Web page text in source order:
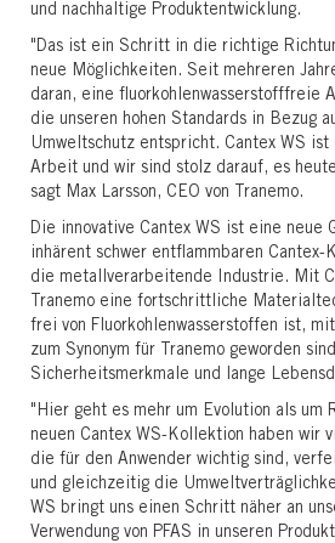
und nachhaltige Produktentwicklung.
"Das ist ein Schritt in die richtige
neue Möglichkeiten. Seit mehreren
daran, eine fluorkohlenwasserstofffreie
die unseren hohen Standards in Bezug
Umweltschutz entspricht. Cantex WS
Arbeit und wir sind stolz darauf, es
sagt Max Larsson, CEO von Tranemo.
Die innovative Cantex WS ist eine neue
inhärent schwer entflammbaren Cantex-
die metallverarbeitende Industrie. Mit
Tranemo eine fortschrittliche
frei von Fluorkohlenwasserstoffen ist,
zum Synonym für Tranemo geworden
Sicherheitsmerkmale und lange
"Hier geht es mehr um Evolution als um
neuen Cantex WS-Kollektion haben wir
die für den Anwender wichtig sind,
und gleichzeitig die
WS bringt uns einen Schritt näher an
Verwendung von PFAS in unseren